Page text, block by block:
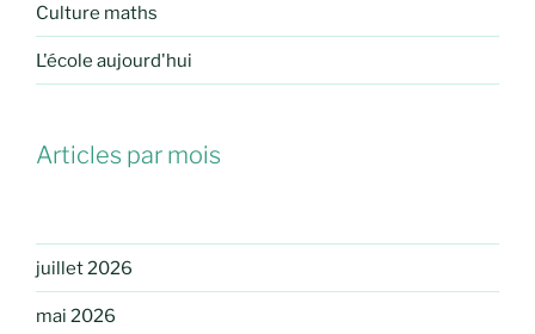
Culture maths
L'école aujourd'hui
Articles par mois
juillet 2026
mai 2026